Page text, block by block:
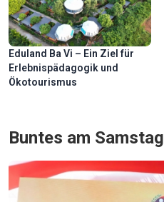
Eduland Ba Vi – Ein Ziel für
Erlebnispädagogik und
Ökotourismus
Buntes am Samstag